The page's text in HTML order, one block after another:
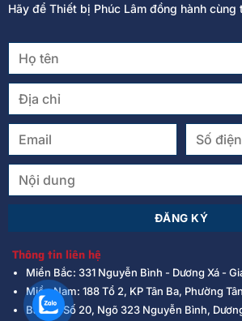
Hãy để Thiết bị Phúc Lâm đồng hành cùng
Thông tin liên hệ
Miền Bắc: 331 Nguyễn Bình - Dương Xá -
Miền Nam: 188 Tổ 2, KP Tân Ba, Phường
Bãi Xe: Số 20, Ngõ 323 Nguyễn Bình,